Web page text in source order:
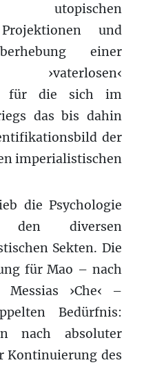
Projektionen und
einer
›vaterlosen‹
für die sich im
das bis dahin
der
imperialistischen
die Psychologie
diversen
Sekten. Die
für Mao – nach
›Che‹ –
Bedürfnis:
nach absoluter
Kontinuierung des